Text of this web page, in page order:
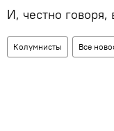
И, честно говоря,
Колумнисты Все